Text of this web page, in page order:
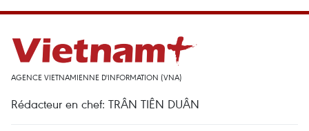
AGENCE VIETNAMIENNE D'INFORMATION (VNA)
Rédacteur en chef: TRÂN TIÊN DUÂN